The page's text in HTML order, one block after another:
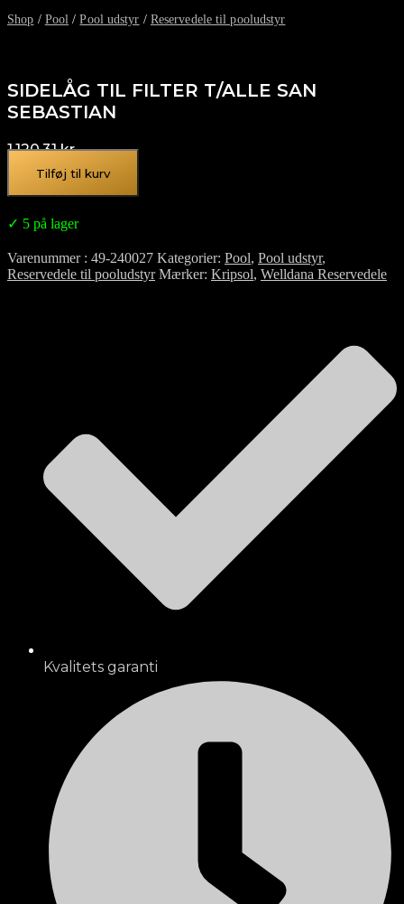
Shop / Pool /Pool udstyr / Reservedele til pooludstyr
SIDELÅG TIL FILTER T/ALLE SAN
SEBASTIAN
1.120,31kr.
Tilføj til kurv
✓ 5 på lager
Varenummer 49-240027 Kategorier Pool, Pool udstyr,
Reservedele til pooludstyr Mærker Kripsol, Welldana Reservedele
Kvalitets garanti